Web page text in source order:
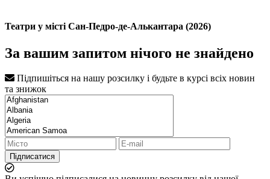
Театри у місті Сан-Педро-де-Алькантара (2026)
За вашим запитом нічого не знайдено
Підпишіться на нашу розсилку і будьте в курсі всіх новин
та знижок
Підписатися